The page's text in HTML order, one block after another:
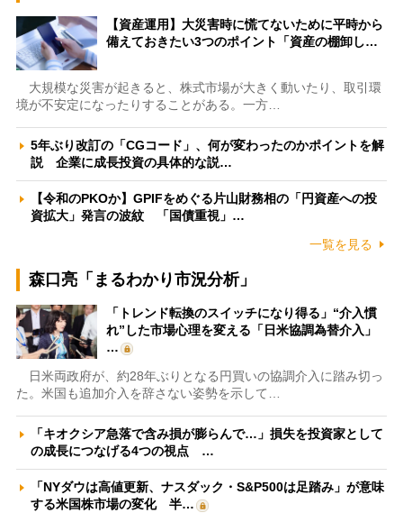
【資産運用】大災害時に慌てないために平時から
備えておきたい3つのポイント「資産の棚卸し…
大規模な災害が起きると、株式市場が大きく動いたり、取引環
境が不安定になったりすることがある。一方…
5年ぶり改訂の「CGコード」、何が変わったのかポイントを解
説 企業に成長投資の具体的な説…
【令和のPKOか】GPIFをめぐる片山財務相の「円資産への投
資拡大」発言の波紋 「国債重視」…
一覧を見る
森口亮「まるわかり市況分析」
「トレンド転換のスイッチになり得る」“介入慣
れ”した市場心理を変える「日米協調為替介入」
…
日米両政府が、約28年ぶりとなる円買いの協調介入に踏み切っ
た。米国も追加介入を辞さない姿勢を示して…
「キオクシア急落で含み損が膨らんで…」損失を投資家として
の成長につなげる4つの視点 …
「NYダウは高値更新、ナスダック・S&P500は足踏み」が意味
する米国株市場の変化 半…